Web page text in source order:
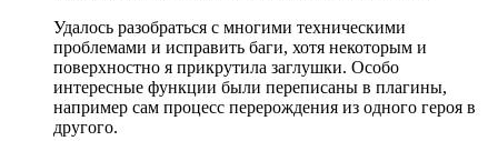
Удалось разобраться с многими техническими
проблемами и исправить баги, хотя некоторым и
поверхностно я прикрутила заглушки. Особо
интересные функции были переписаны в плагины,
например сам процесс перерождения из одного героя в
другого.